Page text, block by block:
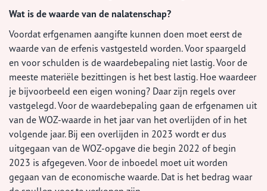
Wat is de waarde van de nalatenschap?
Voordat erfgenamen aangifte kunnen doen moet eerst de
waarde van de erfenis vastgesteld worden. Voor spaargeld
en voor schulden is de waardebepaling niet lastig. Voor de
meeste materiële bezittingen is het best lastig. Hoe waardeer
je bijvoorbeeld een eigen woning? Daar zijn regels over
vastgelegd. Voor de waardebepaling gaan de erfgenamen uit
van de WOZ-waarde in het jaar van het overlijden of in het
volgende jaar. Bij een overlijden in 2023 wordt er dus
uitgegaan van de WOZ-opgave die begin 2022 of begin
2023 is afgegeven. Voor de inboedel moet uit worden
gegaan van de economische waarde. Dat is het bedrag waar